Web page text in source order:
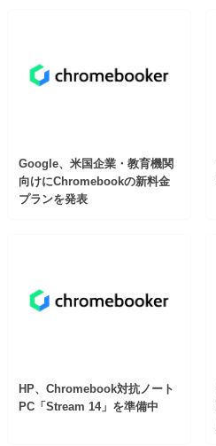
Google、米国企業・教育機関
向けにChromebookの新料金
プランを発表
HP、Chromebook対抗ノート
PC「Stream 14」を準備中